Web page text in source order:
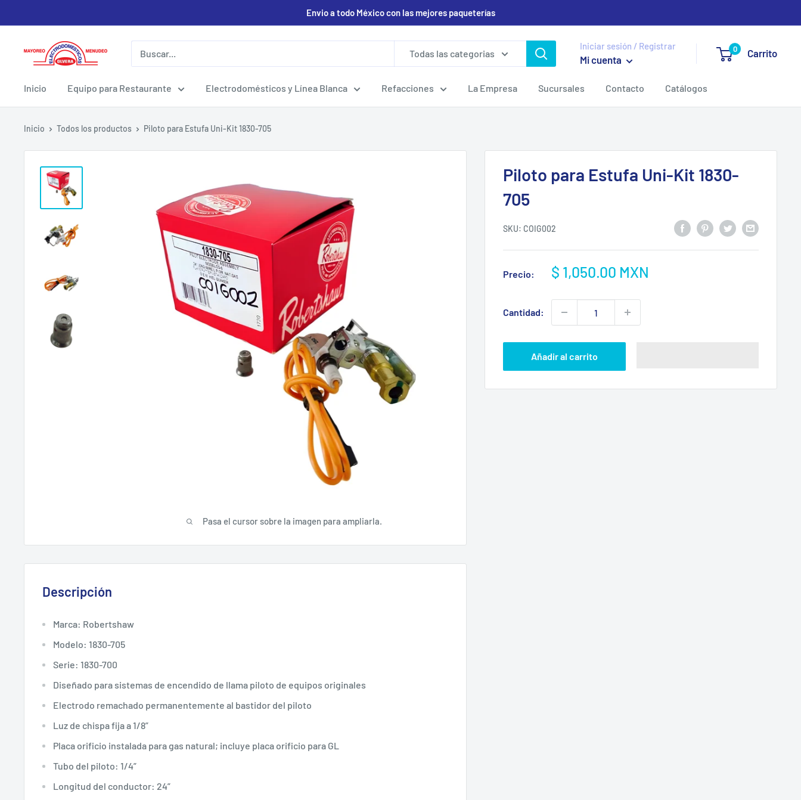
directamente
contenido
Envio a todo México con las mejores paqueterías
Electrodomesticos
Olvera
Todas las categorias
Iniciar sesión / Registrar
Mi cuenta
0 Carrito
Inicio Equipo para Restaurante Electrodomésticos y Línea Blanca Refacciones La Empresa Sucursales Contacto Catálogos
Inicio Todos los productos Piloto para Estufa Uni-Kit 1830-705
Pasa el cursor sobre la imagen para ampliarla.
Piloto para Estufa Uni-Kit 1830-
705
SKU: COIG002
Precio:
Precio
venta
$ 1,050.00 MXN
Cantidad:
Añadir al carrito
Descripción
Marca: Robertshaw
Modelo: 1830-705
Serie: 1830-700
Diseñado para sistemas de encendido de llama piloto de equipos originales
Electrodo remachado permanentemente al bastidor del piloto
Luz de chispa fija a 1/8”
Placa orificio instalada para gas natural; incluye placa orificio para GL
Tubo del piloto: 1/4”
Longitud del conductor: 24”